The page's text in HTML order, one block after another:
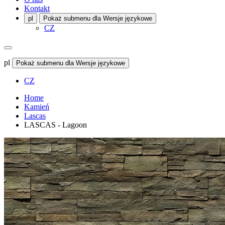
Kontakt
pl Pokaż submenu dla Wersje językowe
CZ
pl Pokaż submenu dla Wersje językowe
CZ
Home
Kamień
Lascas
LASCAS - Lagoon